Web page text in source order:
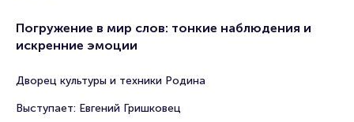
Погружение в мир слов: тонкие наблюдения и
искренние эмоции
Дворец культуры и техники Родина
Выступает: Евгений Гришковец